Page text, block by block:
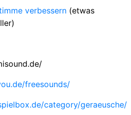
verbessern (etwas
freesounds/
category/geraeusche/